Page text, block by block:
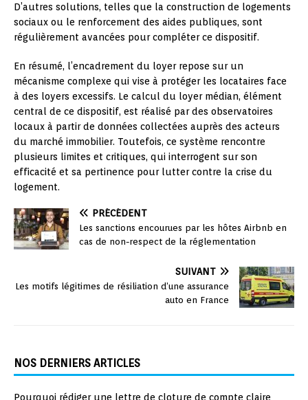
D’autres solutions, telles que la construction de logements
sociaux ou le renforcement des aides publiques, sont
régulièrement avancées pour compléter ce dispositif.
En résumé, l’encadrement du loyer repose sur un
mécanisme complexe qui vise à protéger les locataires face
à des loyers excessifs. Le calcul du loyer médian, élément
central de ce dispositif, est réalisé par des observatoires
locaux à partir de données collectées auprès des acteurs
du marché immobilier. Toutefois, ce système rencontre
plusieurs limites et critiques, qui interrogent sur son
efficacité et sa pertinence pour lutter contre la crise du
logement.
PRÉCÉDENT
Les sanctions encourues par les hôtes Airbnb en
cas de non-respect de la réglementation
SUIVANT
Les motifs légitimes de résiliation d’une assurance
auto en France
NOS DERNIERS ARTICLES
Pourquoi rédiger une lettre de cloture de compte claire